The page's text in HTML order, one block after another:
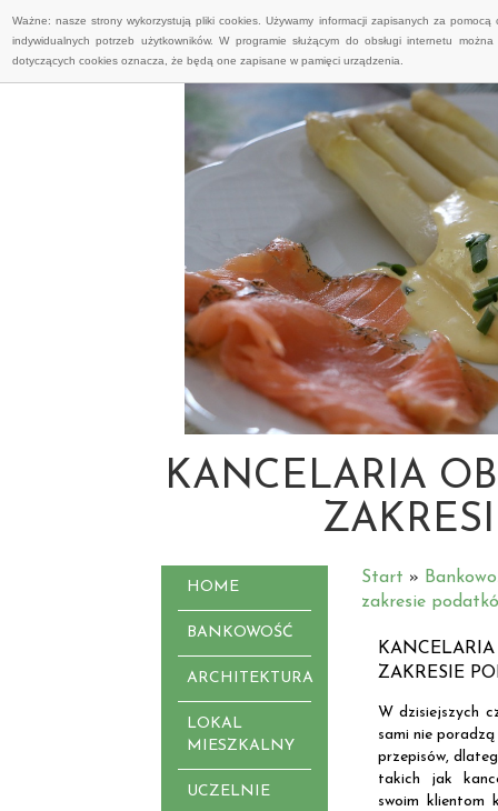
Ważne: nasze strony wykorzystują pliki cookies. Używamy informacji zapisanych za
indywidualnych potrzeb użytkowników. W programie służącym do obsługi internetu
dotyczących cookies oznacza, że będą one zapisane w pamięci urządzenia.
KANCELARIA
HOME
BANKOWOŚĆ
ARCHITEKTURA
LOKAL
MIESZKALNY
UCZELNIE
Start »
zakresie
ZAKRESIE
W dzisiejszych
sami nie
przepisów,
takich jak
swoim klientom